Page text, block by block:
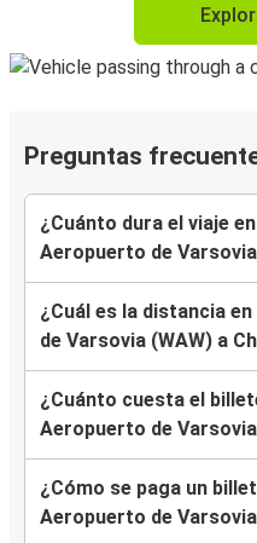
Preguntas
¿Cuánto dura el viaje
Aeropuerto de
¿Cuál es la distancia
de Varsovia (WAW) a
¿Cuánto cuesta el
Aeropuerto de
¿Cómo se paga un
Aeropuerto de